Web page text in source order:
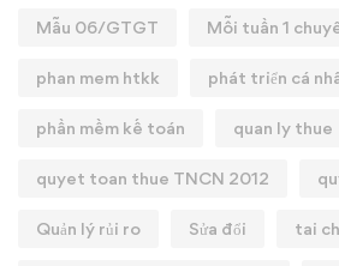
Mẫu 06/GTGT Mỗi tuần 1
phan mem htkk phát triển cá
phần mềm kế toán quan ly thue
quyet toan thue TNCN 2012
Quản lý rủi ro Sửa đổi tai